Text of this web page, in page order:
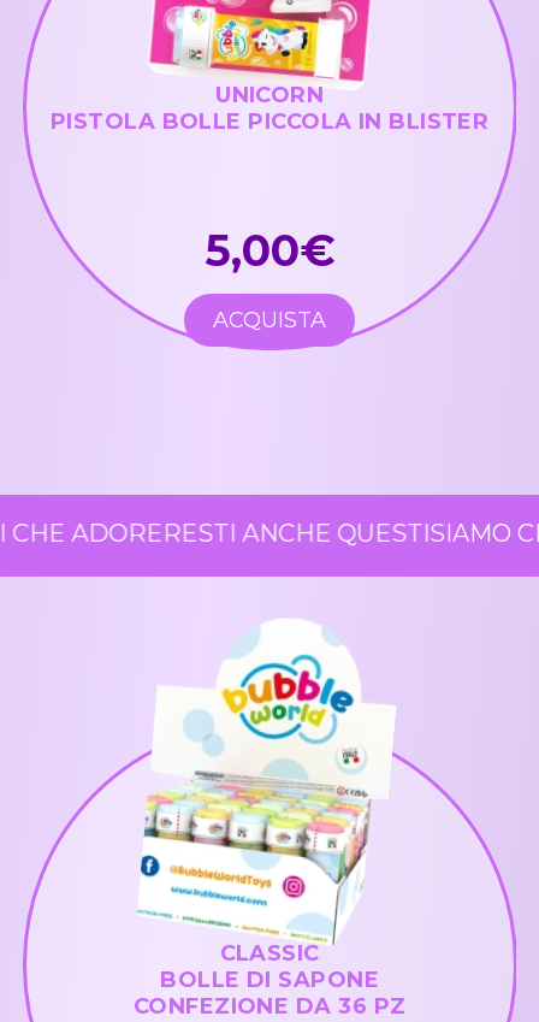
UNICORN
PISTOLA BOLLE PICCOLA IN BLISTER
5,00€
ACQUISTA
ADORERESTI ANCHE QUESTISIAMO
CLASSIC
BOLLE DI SAPONE
CONFEZIONE DA 36 PZ